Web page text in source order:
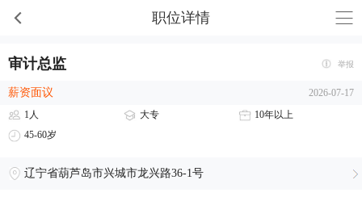
职位详情
审计总监 举报
薪资面议
2026-07-17
1人
大专
10年以上
45-60岁
辽宁省葫芦岛市兴城市龙兴路36-1号